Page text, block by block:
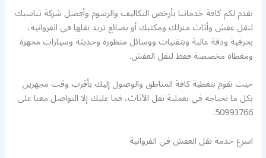
نقدم لكم كافة خدماتنا بأرخص التكاليف والرسوم وأفضل شركة تناسبك
لنقل عفش وأثاث منزلك ومكتبك أو بضائع تريد نقلها في الفروانية،
بحرفية ودقة عالية وبتقنيات ووسائل متطورة وحديثة وسيارات مجهزة
ومغطاة مخصصة فقط لنقل العفش.
حيث نقوم بتغطية كافة المناطق والوصول إليك بأقرب وقت مجهزين
بكل ما نحتاجه في بعملية نقل الأثاث، فما عليك إلا التواصل معنا على
50993766.
اسرع خدمة نقل العفش في الفروانية